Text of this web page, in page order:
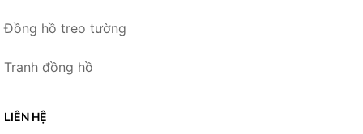
Đồng hồ treo tường
Tranh đồng hồ
LIÊN HỆ